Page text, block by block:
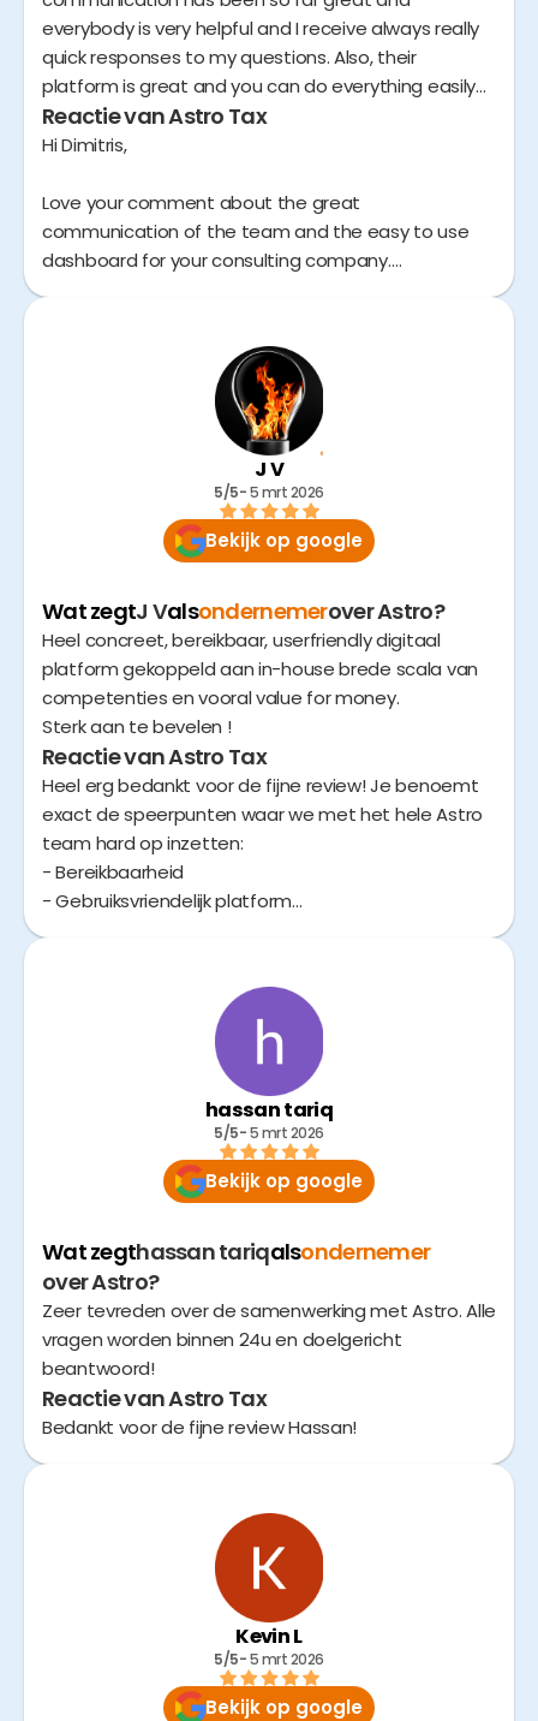
everybody is very helpful and I receive always really
quick responses to my questions. Also, their
platform is great and you can do everything easily
from there.
Reactie van Astro Tax
Hi Dimitris,
Love your comment about the great
communication of the team and the easy to use
dashboard for your consulting company.
J V
5/5- 5 mrt 2026
Bekijk op google
Wat zegtJ Valsondernemerover Astro?
Heel concreet, bereikbaar, userfriendly digitaal
platform gekoppeld aan in-house brede scala van
competenties en vooral value for money.
Sterk aan te bevelen !
Reactie van Astro Tax
Heel erg bedankt voor de fijne review! Je benoemt
exact de speerpunten waar we met het hele Astro
team hard op inzetten:
- Bereikbaarheid
- Gebruiksvriendelijk platform
Altijd leuk als de Astro visie ook exact zo wordt
aangevoeld door jou als klant!
hassan tariq
5/5- 5 mrt 2026
Bekijk op google
Wat zegthassan tariqalsondernemer
over Astro?
Zeer tevreden over de samenwerking met Astro. Alle
vragen worden binnen 24u en doelgericht
beantwoord!
Reactie van Astro Tax
Bedankt voor de fijne review Hassan!
Kevin L
5/5- 5 mrt 2026
Bekijk op google